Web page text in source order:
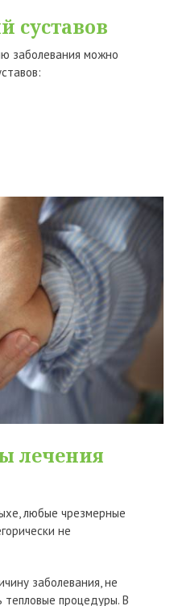
суставов
заболевания можно
лечения
любые чрезмерные
не
заболевания, не
процедуры. В